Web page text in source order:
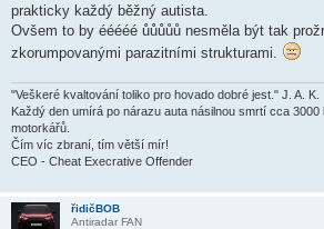
prakticky každý běžný autista.
Ovšem to by ééééé ůůůůů nesměla být tak
zkorumpovanými parazitními strukturami.
"Veškeré kvaltování toliko pro hovado dobré jest." J. A. K.
Každý den umírá po nárazu auta násilnou smrtí cca
motorkářů.
Čím víc zbraní, tím větší mír!
CEO - Cheat Execrative Offender
řidičBOB
Antiradar FAN